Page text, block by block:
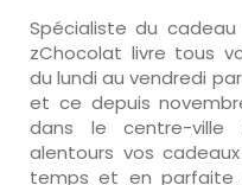
Spécialiste du
zChocolat livre tous
du lundi au vendredi
et ce depuis
dans le centre-ville
alentours vos
temps et en parfaite